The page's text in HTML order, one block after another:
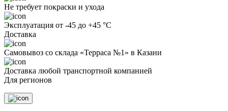
Не требует покраски и ухода
Эксплуатация от -45 до +45 °С
Доставка
Самовывоз со склада «Терраса №1» в Казани
Доставка любой транспортной компанией
Для регионов